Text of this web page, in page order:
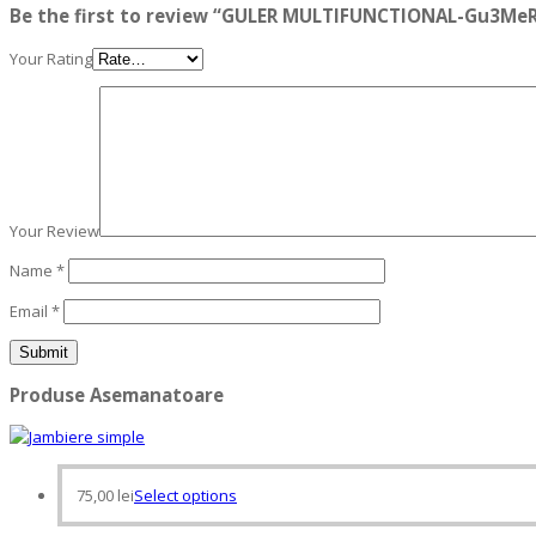
Be the first to review “GULER MULTIFUNCTIONAL-
Your Rating
Your Review
Name *
Email *
Produse Asemanatoare
75,00 leiSelect options
product